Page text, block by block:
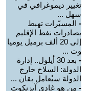
تغيير ديموغرافي في
سهل ...
- المسيّرات تهبط
بصادرات نفط الإقليم
إلى 20 ألف برميل يوميا
وت ...
-
بعد 30 أيلول.. إدارة
الدولة: السلاح خارج
الدولة سيُعامل بقان ...
- من هو غادي آيزنكوت